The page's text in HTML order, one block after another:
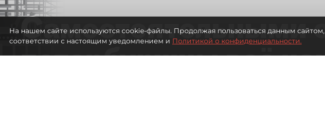
Самостоятельными
петербуржцы всё
На нашем сайте используются cookie-файлы. Продолжая пользоваться данным
соответствии с настоящим уведомлением и Политикой о конфиденциальности.